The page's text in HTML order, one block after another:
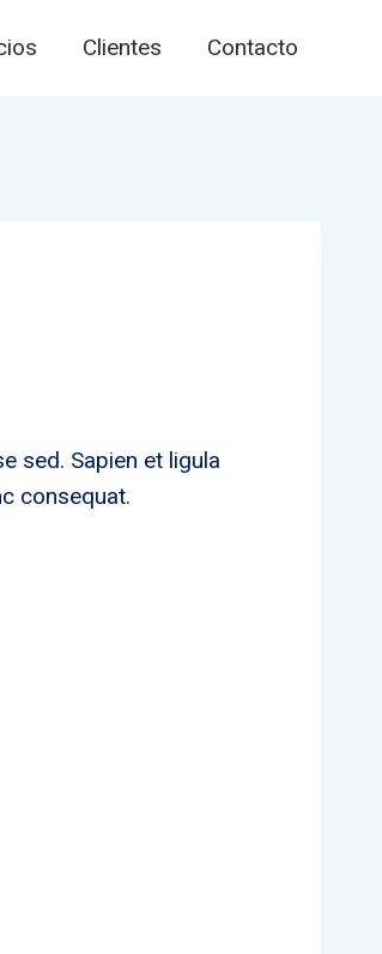
Clientes Contacto
sed. Sapien et ligula
consequat.